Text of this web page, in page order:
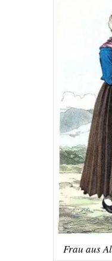
Frau aus